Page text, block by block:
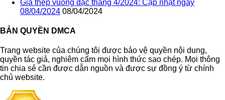
Giá thép vuông đặc tháng 4/2024: Cập nhật ngày
08/04/2024 08/04/2024
BẢN QUYỀN DMCA
Trang website của chúng tôi được bảo vệ quyền nội dung,
quyền tác giả, nghiêm cấm mọi hình thức sao chép. Mọi thông
tin chia sẻ cần được dẫn nguồn và được sự đồng ý từ chính
chủ website.